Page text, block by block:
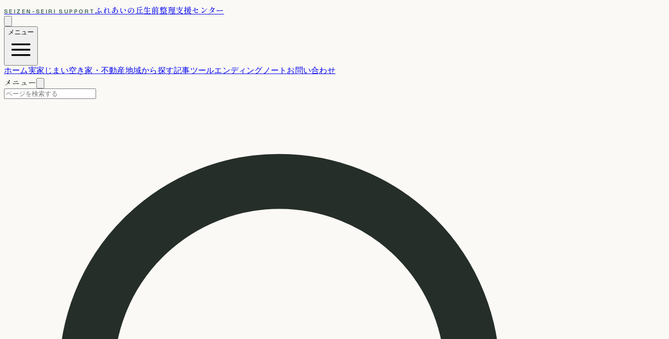
SEIZEN-SEIRI SUPPORT ふれあいの丘生前整理支援センター
メニュー
ホーム実家じまい空き家・不動産地域から探す記事ツールエンディングノート お問い合わせ
メニュー